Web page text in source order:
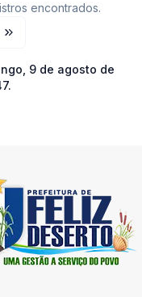
encontrados.
página
Última página
9 de agosto de
.